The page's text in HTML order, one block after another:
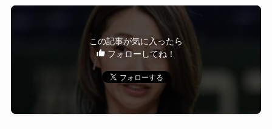
この記事が気に入ったら
フォローしてね！